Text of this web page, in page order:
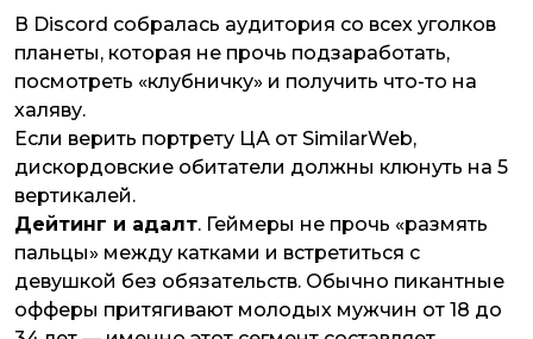
В Discord собралась аудитория со всех уголков
планеты, которая не прочь подзаработать,
посмотреть «клубничку» и получить что-то на
халяву.
Если верить портрету ЦА от SimilarWeb,
дискордовские обитатели должны клюнуть на 5
вертикалей.
Дейтинг и адалт. Геймеры не прочь «размять
пальцы» между катками и встретиться с
девушкой без обязательств. Обычно пикантные
офферы притягивают молодых мужчин от 18 до